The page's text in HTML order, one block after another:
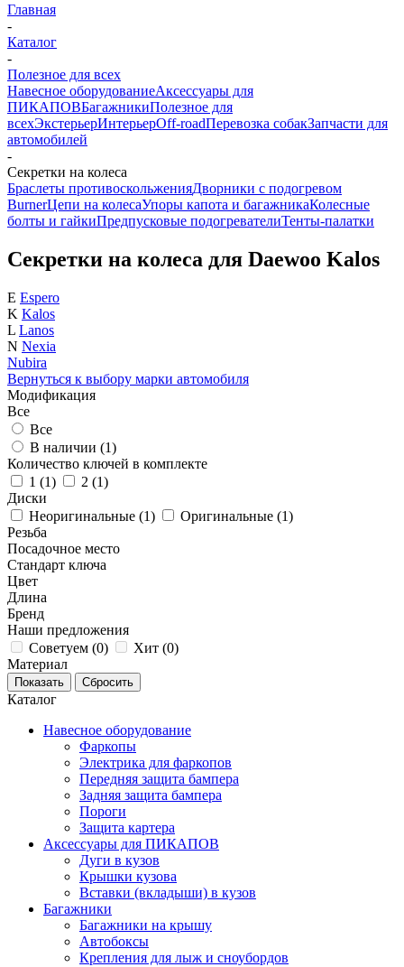
Главная
-
Каталог
-
Полезное для всех
Навесное оборудованиеАксессуары для
ПИКАПОВБагажникиПолезное для
всехЭкстерьерИнтерьерOff-roadПеревозка собакЗапчасти для
автомобилей
-
Секретки на колеса
Браслеты противоскольженияДворники с подогревом
BurnerЦепи на колесаУпоры капота и багажникаКолесные
болты и гайкиПредпусковые подогревателиТенты-палатки
Секретки на колеса для Daewoo Kalos
E Espero
K Kalos
L Lanos
N Nexia
Nubira
Вернуться к выбору марки автомобиля
Модификация
Все
Все
В наличии (1)
Количество ключей в комплекте
1 (1) 2 (1)
Диски
Неоригинальные (1) Оригинальные (1)
Резьба
Посадочное место
Стандарт ключа
Цвет
Длина
Бренд
Наши предложения
Советуем (0) Хит (0)
Материал
Каталог
Навесное оборудование
Фаркопы
Электрика для фаркопов
Передняя защита бампера
Задняя защита бампера
Пороги
Защита картера
Аксессуары для ПИКАПОВ
Дуги в кузов
Крышки кузова
Вставки (вкладыши) в кузов
Багажники
Багажники на крышу
Автобоксы
Крепления для лыж и сноубордов